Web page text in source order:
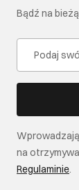
Bądź na
na
Regulaminie.